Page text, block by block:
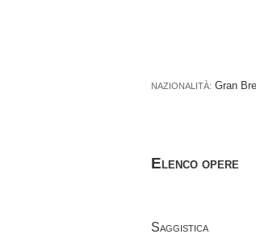
NAZIONALITÀ: Gran
Elenco opere
Saggistica